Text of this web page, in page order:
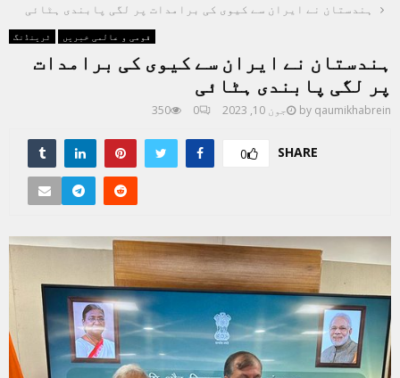
ہندستان نے ایران سے کیوی کی برامدات پر لگی پابندی ہٹائی
ٹرینڈنگ قومی و عالمی خبریں
ہندستان نے ایران سے کیوی کی برامدات
پر لگی پابندی ہٹائی
by qaumikhabrein جون 10, 2023 0
350
SHARE
0